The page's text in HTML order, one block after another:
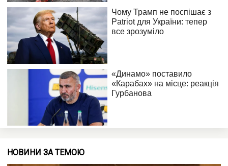
НОВИНИ ЗА ТЕМОЮ